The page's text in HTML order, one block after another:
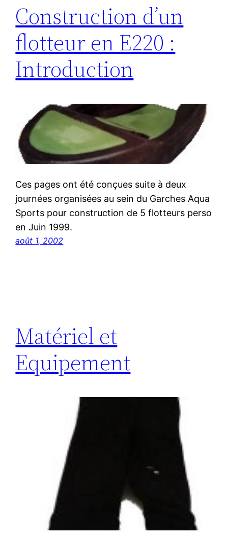
Construction d’un
flotteur en E220 :
Introduction
Ces pages ont été conçues suite à deux
journées organisées au sein du Garches Aqua
Sports pour construction de 5 flotteurs perso
en Juin 1999.
août 1, 2002
Matériel et
Equipement